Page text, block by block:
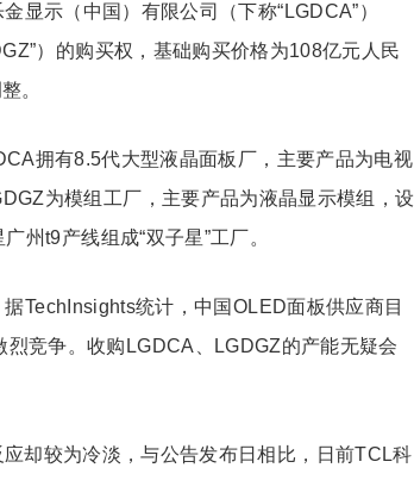
显示（中国）有限公司（下称“LGDCA”）
）的购买权，基础购买价格为108亿元人民
。
拥有8.5代大型液晶面板厂，主要产品为电视
为模组工厂，主要产品为液晶显示模组，设
州t9产线组成“双子星”工厂。
TechInsights统计，中国OLED面板供应商目
竞争。收购LGDCA、LGDGZ的产能无疑会
却较为冷淡，与公告发布日相比，日前TCL科